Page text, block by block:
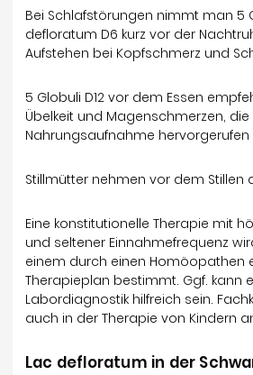
Bei Schlafstörungen nimmt man 5
defloratum D6 kurz vor der
Aufstehen bei Kopfschmerz und
5 Globuli D12 vor dem Essen
Übelkeit und Magenschmerzen,
Nahrungsaufnahme hervorgerufen
Stillmütter nehmen vor dem Stillen
Eine konstitutionelle Therapie mit
und seltener Einnahmefrequenz
einem durch einen Homöopathen
Therapieplan bestimmt. Ggf. kann
Labordiagnostik hilfreich sein.
auch in der Therapie von Kindern
Lac defloratum in der